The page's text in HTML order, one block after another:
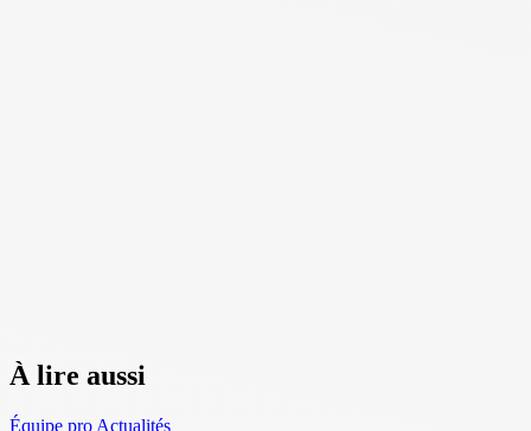
À lire aussi
Équipe pro Actualités